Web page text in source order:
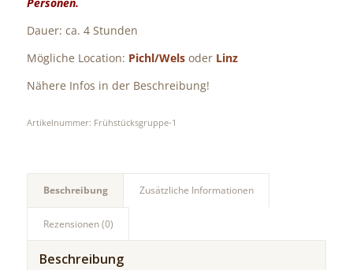
Personen.
Dauer: ca. 4 Stunden
Mögliche Location: Pichl/Welsoder Linz
Nähere Infos in der Beschreibung!
Artikelnummer: Frühstücksgruppe-1
Beschreibung Zusätzliche Informationen
Rezensionen (0)
Beschreibung